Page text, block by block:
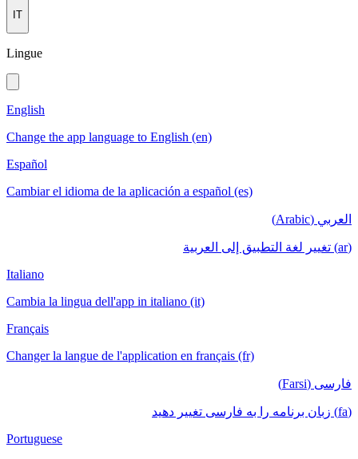
IT
Lingue
English
Change the app language to English (en)
Español
Cambiar el idioma de la aplicación a español (es)
العربي (Arabic)
(ar) تغيير لغة التطبيق إلى العربية
Italiano
Cambia la lingua dell'app in italiano (it)
Français
Changer la langue de l'application en français (fr)
فارسی (Farsi)
(fa) زبان برنامه را به فارسی تغییر دهید
Portuguese